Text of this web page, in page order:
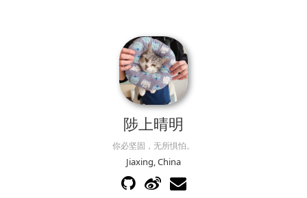
陟上晴明
你必坚固，无所惧怕。
Jiaxing, China